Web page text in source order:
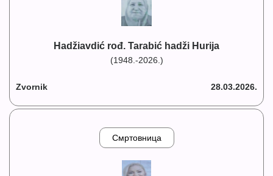
Hadžiavdić rođ. Tarabić hadži Hurija
(1948.-2026.)
Zvornik 28.03.2026.
Смртовница